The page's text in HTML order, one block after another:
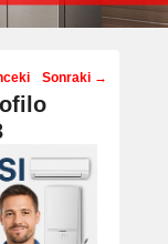
Sonraki →